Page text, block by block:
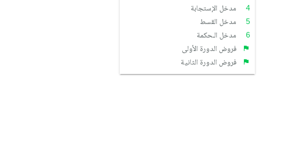
مدخل الإستجابة
مدخل القسط
مدخل الـحكمة
فروض الدورة الأولى
فروض الدورة الثانية